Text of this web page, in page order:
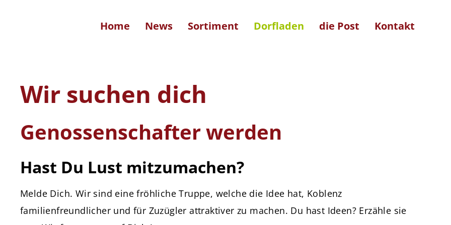
Home News Sortiment Dorfladen die Post Kontakt
Wir suchen dich
Genossenschafter werden
Hast Du Lust mitzumachen?
Melde Dich. Wir sind eine fröhliche Truppe, welche die Idee hat, Koblenz
familienfreundlicher und für Zuzügler attraktiver zu machen. Du hast Ideen? Erzähle sie